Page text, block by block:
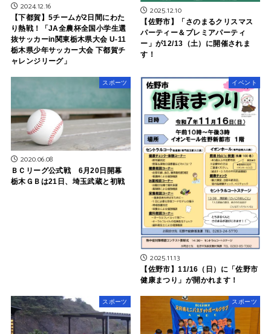
2024.12.16
【下都賀】5チームが2日間にわた
り熱戦！「JA全農杯全国小学生選
抜サッカーin関東栃木県大会 U-11
栃木県少年サッカー大会 下都賀チ
ャレンジリーグ」
2025.12.10
【佐野市】「さのまるクリスマス
パーティー＆プレミアパーティ
ー」が12/13（土）に開催されま
す！
スポーツ
2020.06.08
ＢＣリーグ公式戦 6月20日開幕
栃木ＧＢは21日、埼玉武蔵と初戦
イベント
2025.11.13
【佐野市】11/16（日）に「佐野市
健康まつり」が開かれます！
スポーツ スポーツ